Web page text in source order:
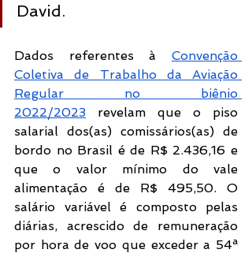
David.
Dados referentes à Convenção
Coletiva de Trabalho da Aviação
Regular no biênio
2022/2023 revelam que o piso
salarial dos(as) comissários(as) de
bordo no Brasil é de R$ 2.436,16 e
que o valor mínimo do vale
alimentação é de R$ 495,50. O
salário variável é composto pelas
diárias, acrescido de remuneração
por hora de voo que exceder a 54ª